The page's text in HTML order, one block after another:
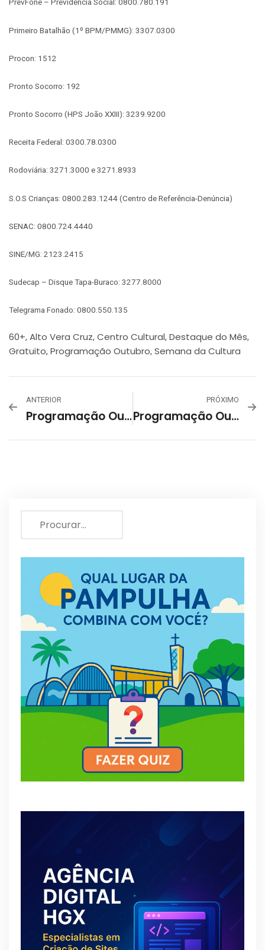
PrevFone – Previdência Social: 0800.780.191
Primeiro Batalhão (1º BPM/PMMG): 3307.0300
Procon: 1512
Pronto Socorro: 192
Pronto Socorro (HPS João XXIII): 3239.9200
Receita Federal: 0300.78.0300
Rodoviária: 3271.3000 e 3271.8933
S.O.S Crianças: 0800.283.1244 (Centro de Referência-Denúncia)
SENAC: 0800.724.4440
SINE/MG: 2123.2415
Sudecap – Disque Tapa-Buraco: 3277.8000
Telegrama Fonado: 0800.550.135
60+, Alto Vera Cruz, Centro Cultural, Destaque do Mês,
Gratuito, Programação Outubro, Semana da Cultura
ANTERIOR
Programação Outubro De 2024 – Centro Cultural Vila Santa Rita
PRÓXIMO
Programação Outubro 2024 – Centro Cultural Jardim Guanabara